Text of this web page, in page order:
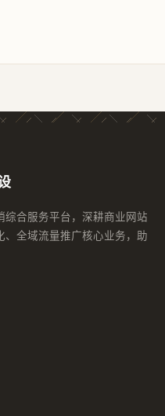
合服务平台，深耕商业网站
全域流量推广核心业务，助